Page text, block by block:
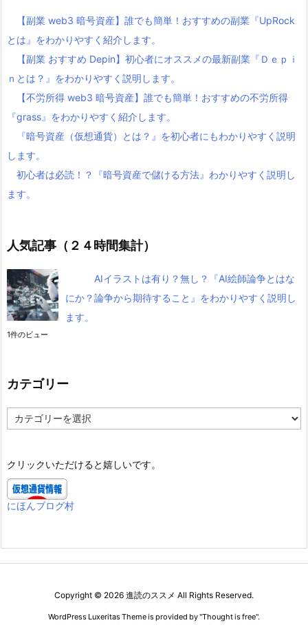
【副業 web3 暗号資産】誰でも簡単！おすすめの副業『UpRock
とは』をわかりやすく紹介します。
【副業 おすすめ Depin】初心者にオススメの最新副業『Ｄｅｐｉ
ｎとは？』をわかりやすく説明します。
【不労所得 web3 暗号資産】誰でも簡単！おすすめの不労所得
『grass』をわかりやすく紹介します。
『暗号資産（仮想通貨）とは？』を初心者にもわかりやすく説明
します。
初心者は必読！？『暗号資産で儲ける方法』わかりやすく説明し
ます。
人気記事（２４時間集計）
AIイラストは有り？無し？『AI絵師論争とはな
にか？論争から期待すること』をわかりやすく説明し
ます。
1件のビュー
カテゴリー
テ
ー
クリックいただけると嬉しいです。
にほんブログ村
Copyright © 2026 進読のススメ All Rights Reserved.
WordPress Luxeritas Theme is provided by "Thought is free".